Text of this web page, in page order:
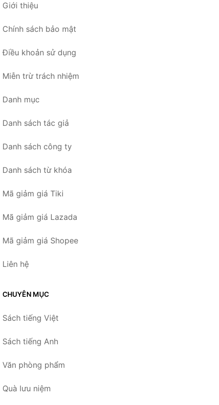
Giới thiệu
Chính sách bảo mật
Điều khoản sử dụng
Miễn trừ trách nhiệm
Danh mục
Danh sách tác giả
Danh sách công ty
Danh sách từ khóa
Mã giảm giá Tiki
Mã giảm giá Lazada
Mã giảm giá Shopee
Liên hệ
CHUYÊN MỤC
Sách tiếng Việt
Sách tiếng Anh
Văn phòng phẩm
Quà lưu niệm